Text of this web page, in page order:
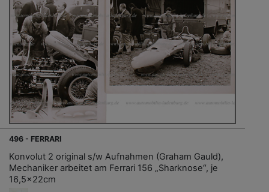
496 - FERRARI
Konvolut 2 original s/w Aufnahmen (Graham Gauld),
Mechaniker arbeitet am Ferrari 156 „Sharknose“, je
16,5x22cm